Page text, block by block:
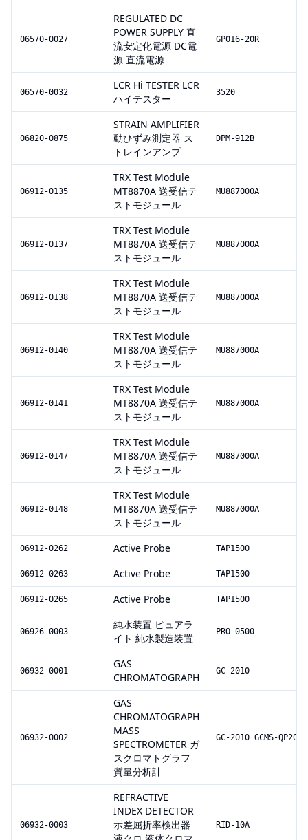
06570-0027
REGULATED DC
POWER SUPPLY 直
流安定化電源 DC電
源 直流電源
GP016-20R
06570-0032
LCR Hi TESTER LCR
ハイテスター
3520
06820-0875
STRAIN AMPLIFIER
動ひずみ測定器 ス
トレインアンプ
DPM-912B
06912-0135
TRX Test Module
MT8870A 送受信テ
ストモジュール
MU887000A
06912-0137
TRX Test Module
MT8870A 送受信テ
ストモジュール
MU887000A
06912-0138
TRX Test Module
MT8870A 送受信テ
ストモジュール
MU887000A
06912-0140
TRX Test Module
MT8870A 送受信テ
ストモジュール
MU887000A
06912-0141
TRX Test Module
MT8870A 送受信テ
ストモジュール
MU887000A
06912-0147
TRX Test Module
MT8870A 送受信テ
ストモジュール
MU887000A
06912-0148
TRX Test Module
MT8870A 送受信テ
ストモジュール
MU887000A
06912-0262 Active Probe TAP1500
06912-0263 Active Probe TAP1500
06912-0265 Active Probe TAP1500
06926-0003
純水装置 ピュアラ
イト 純水製造装置
PRO-0500
06932-0001
GAS
CHROMATOGRAPH
GC-2010
06932-0002
GAS
CHROMATOGRAPH
MASS
SPECTROMETER ガ
スクロマトグラフ
質量分析計
GC-2010 GCMS-QP2010
06932-0003
REFRACTIVE
INDEX DETECTOR
示差屈折率検出器
RID-10A